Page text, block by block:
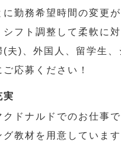
に勤務希望時間の変更
フト調整して柔軟に
(夫)、外国人、留学生
応募ください！
実
クドナルドでのお仕事
グ教材を用意していま